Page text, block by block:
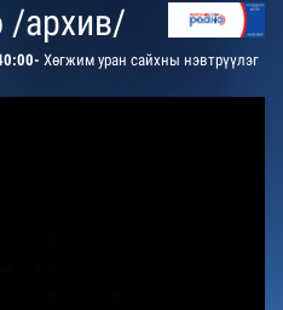
/архив/
Хөгжим уран сайхны нэвтрүүлэг